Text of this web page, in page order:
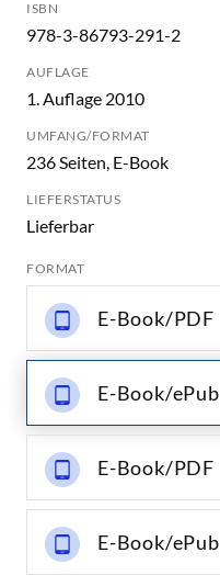
ISBN
978-3-86793-291-2
AUFLAGE
1. Auflage 2010
UMFANG/FORMAT
236 Seiten, E-Book
LIEFERSTATUS
Lieferbar
FORMAT
E-Book/PDF
E-Book/ePub
E-Book/PDF
E-Book/ePub